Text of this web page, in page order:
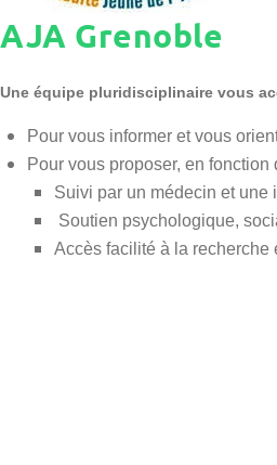
AJA Grenoble
Une équipe pluridisciplinaire vous
Pour vous informer et vous
Pour vous proposer, en
Suivi par un médecin et une
Soutien psychologique,
Accès facilité à la recherche